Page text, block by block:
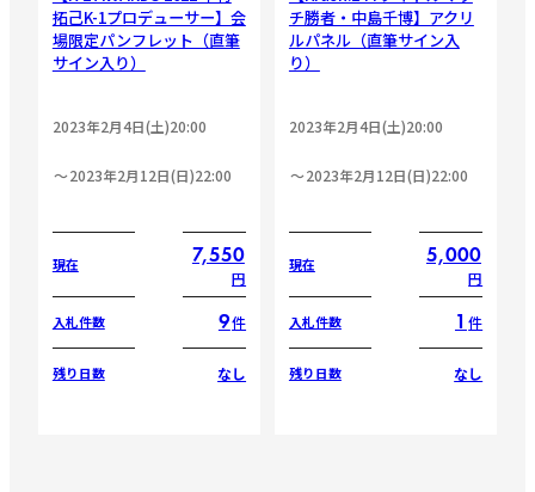
拓己K-1プロデューサー】会
場限定パンフレット（直筆
サイン入り）
2023年2月4日(土)20:00
2023年2月12日(日)22:00
現在 7,550
円
入札件数 9件
残り日数 なし
チ勝者・中島千博】アクリ
ルパネル（直筆サイン入
り）
2023年2月4日(土)20:00
2023年2月12日(日)22:00
現在 5,000
円
入札件数 1 件
残り日数 なし